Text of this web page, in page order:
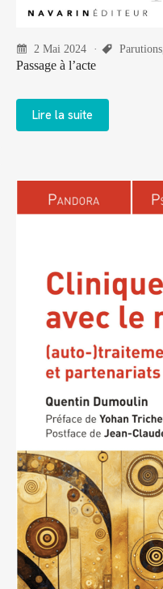
2 Mai 2024 Parutions
Passage à l’acte
Lire la suite